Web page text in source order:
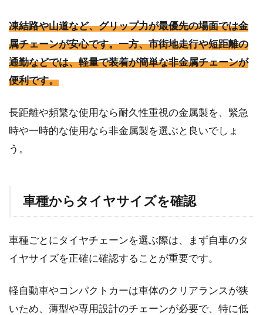
凍結路や山道など、グリップ力が最優先の場面では金
属チェーンが安心です。一方、市街地走行や短距離の
通勤などでは、軽量で装着が簡単な非金属チェーンが
便利です。
長距離や頻繁な使用なら耐久性重視の金属製を、緊急
時や一時的な使用なら非金属製を選ぶと良いでしょ
う。
車種からタイヤサイズを確認
車種ごとにタイヤチェーンを選ぶ際は、まず自車のタ
イヤサイズを正確に確認することが重要です。
軽自動車やコンパクトカーは車体のクリアランスが狭
いため、薄型や専用設計のチェーンが必要で、特に低